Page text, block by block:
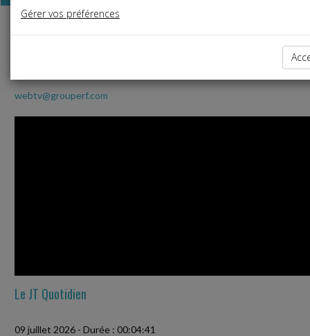
Toute l'actualité juridique en vidéo avec
webtv@grouperf.com
Le JT Quotidien
09 juillet 2026 - Durée : 00:04:41
Gérer vos préférences